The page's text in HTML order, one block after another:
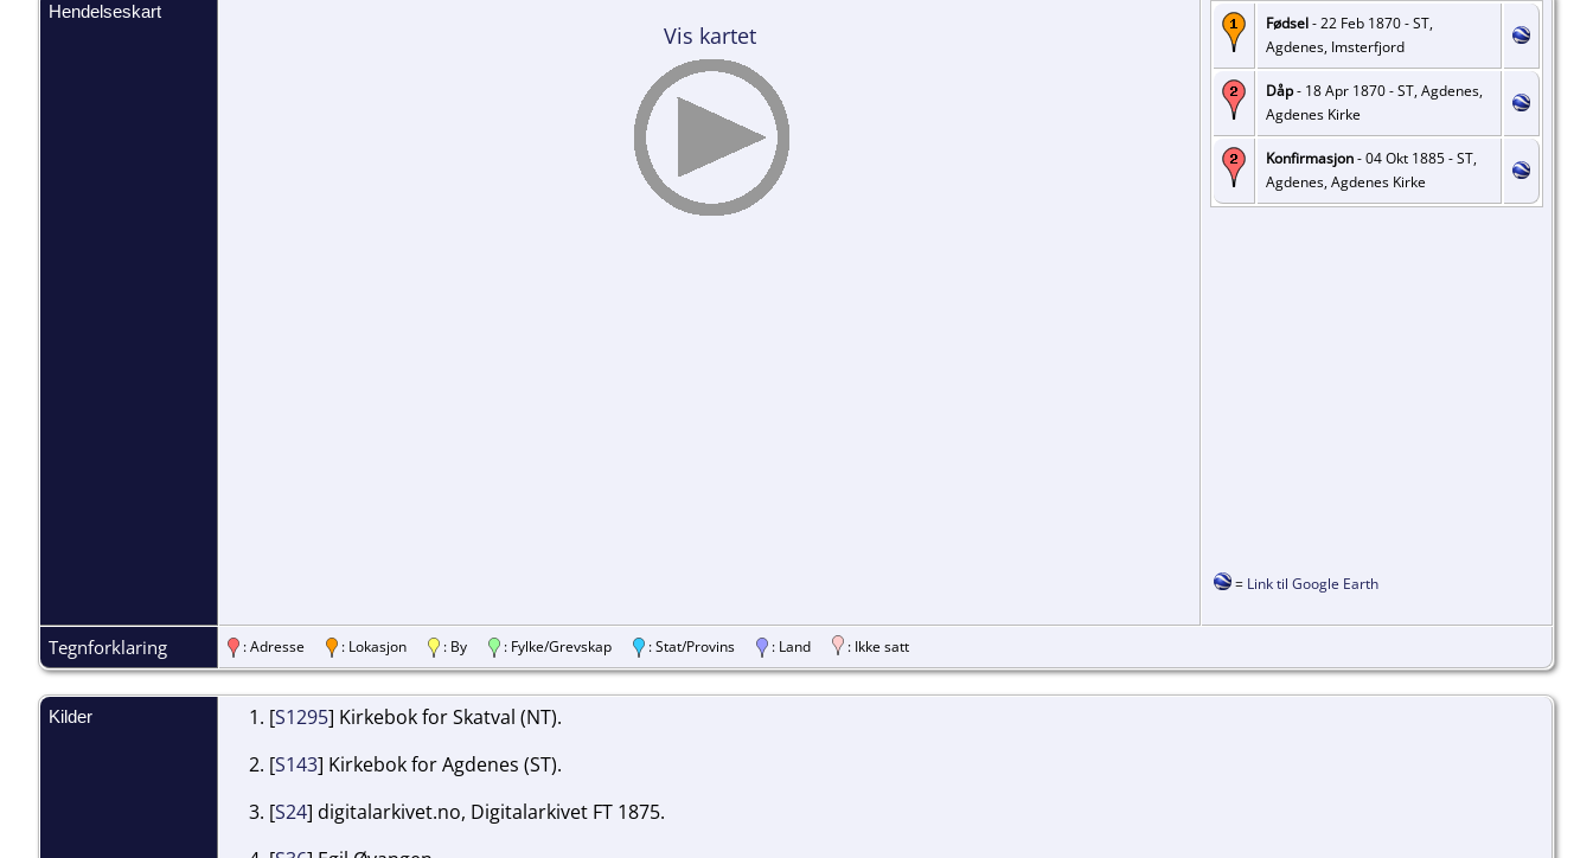
Hendelseskart
Vis kartet Fødsel- 22 Feb 1870 - ST,
Agdenes, Imsterfjord
Dåp- 18 Apr 1870 - ST, Agdenes,
Agdenes Kirke
Konfirmasjon- 04 Okt 1885 - ST,
Agdenes, Agdenes Kirke
= Link til Google Earth
Tegnforklaring : Adresse : Lokasjon : By : Fylke/Grevskap : Stat/Provins : Land : Ikke satt
Kilder [S1295] Kirkebok for Skatval (NT).
[S143] Kirkebok for Agdenes (ST).
[S24] digitalarkivet.no, Digitalarkivet FT 1875.